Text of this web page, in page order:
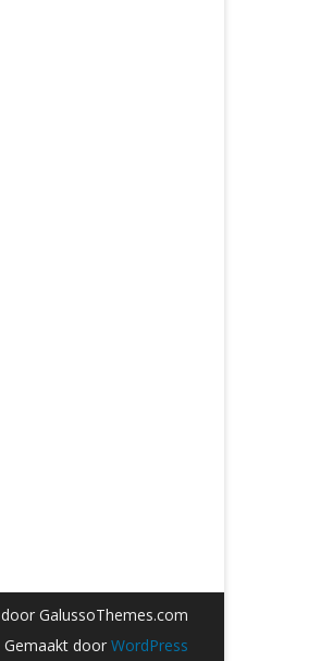
door GalussoThemes.com
Gemaakt door WordPress